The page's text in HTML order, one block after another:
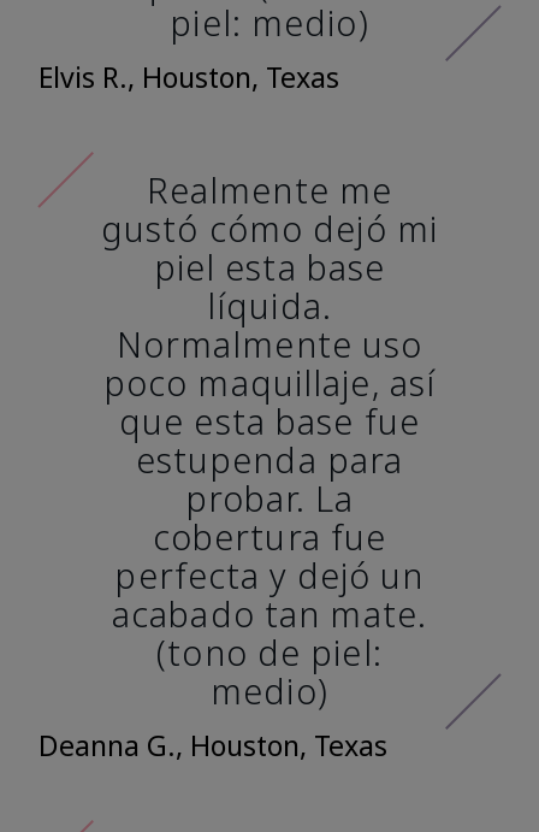
piel: medio)
Elvis R., Houston, Texas
Realmente me
gustó cómo dejó mi
piel esta base
líquida.
Normalmente uso
poco maquillaje, así
que esta base fue
estupenda para
probar. La
cobertura fue
perfecta y dejó un
acabado tan mate.
(tono de piel:
medio)
Deanna G., Houston, Texas